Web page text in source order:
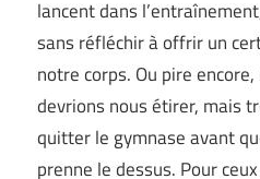
lancent dans
sans réfléchir à offrir un
notre corps. Ou pire
devrions nous étirer, mais
quitter le gymnase avant
prenne le dessus. Pour